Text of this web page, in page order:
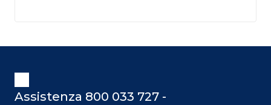
Assistenza 800 033 727 -